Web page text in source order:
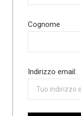
Cognome
Indirizzo email: